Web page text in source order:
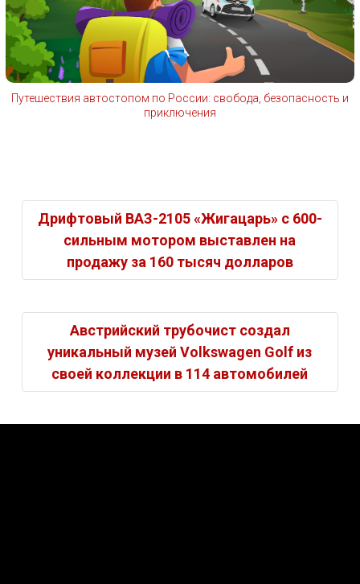
Путешествия автостопом по России: свобода, безопасность и
приключения
Дрифтовый ВАЗ-2105 «Жигацарь» с 600-
сильным мотором выставлен на
продажу за 160 тысяч долларов
Австрийский трубочист создал
уникальный музей Volkswagen Golf из
своей коллекции в 114 автомобилей